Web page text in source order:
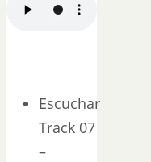
Escuchar
Track 07
–